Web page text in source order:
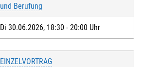
und Berufung
Di 30.06.2026, 18:30 - 20:00 Uhr
EINZELVORTRAG